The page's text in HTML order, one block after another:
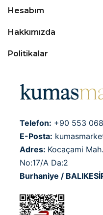
Hesabım
Hakkımızda
Politikalar
Telefon: +90 553
E-Posta:
Adres: Kocaçami
No:17/A Da:2
Burhaniye /